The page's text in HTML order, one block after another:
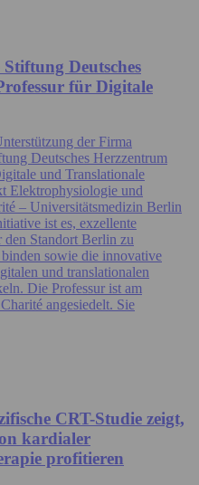
Deutsches
für Digitale
der Firma
Deutsches Herzzentrum
und Translationale
Elektrophysiologie und
– Universitätsmedizin Berlin
ist es, exzellente
den Standort Berlin zu
sowie die innovative
und translationalen
Die Professur ist am
angesiedelt. Sie
CRT-Studie zeigt,
kardialer
profitieren